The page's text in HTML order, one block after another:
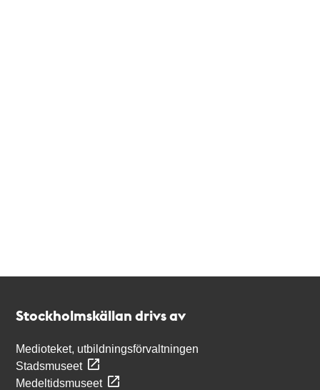
Stockholmskällan drivs av
Medioteket, utbildningsförvaltningen
Stadsmuseet
Medeltidsmuseet